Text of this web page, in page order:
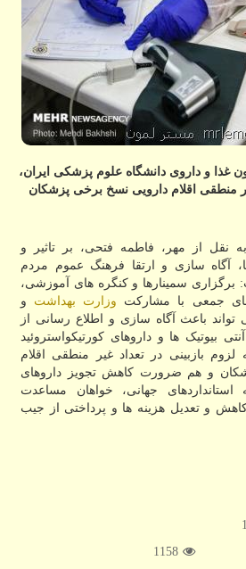
غذا و داروی دانشگاه علوم پزشکی ایران،
منطقی اقلام دارویی نسخ برخی پزشکان
نقل از مهر، فاطمه فتحی، بر تاثیر و
آگاه سازی و ارتقا فرهنگ عموم مردم
سمینارها و کنگره های آموزشی،
جمعی با مشارکت وزارت بهداشت و
باعث آگاه سازی و اطلاع رسانی از
بیوتیک ها و داروهای کورتیکواستروئید
بازبینی در تعداد غیر منطقی اقلام
و هم ضرورت کاهش تجویز داروهای
جهانی، خواهان مساعدت
و تعدیل هزینه ها و پرداختی از جیب
1158